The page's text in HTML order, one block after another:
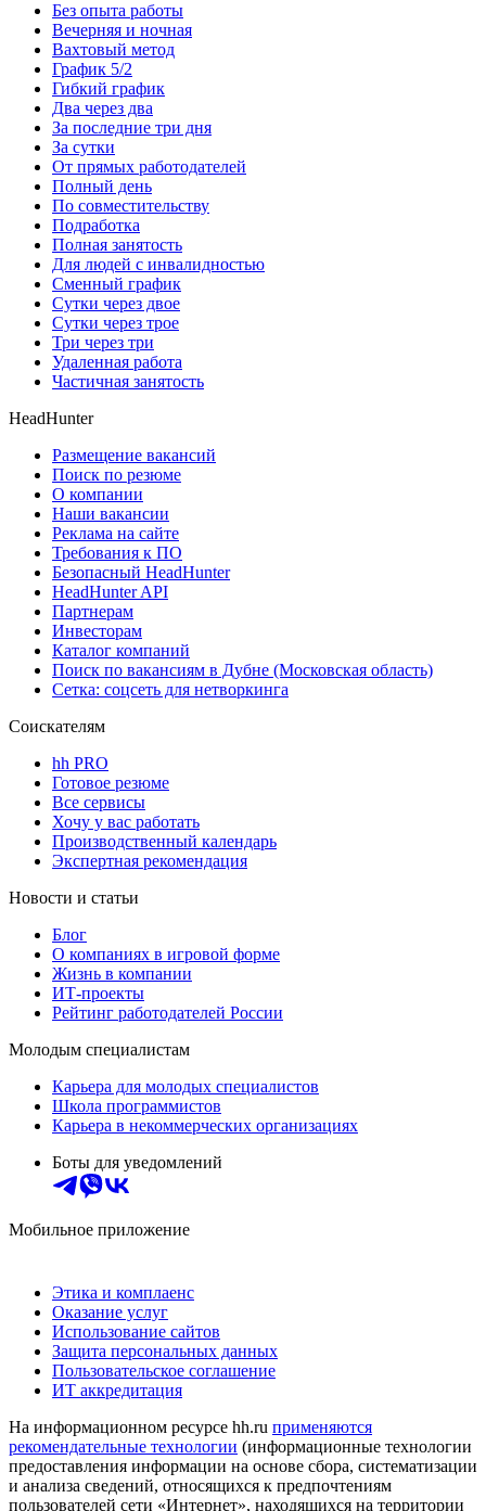
Без опыта работы
Вечерняя и ночная
Вахтовый метод
График 5/2
Гибкий график
Два через два
За последние три дня
За сутки
От прямых работодателей
Полный день
По совместительству
Подработка
Полная занятость
Для людей с инвалидностью
Сменный график
Сутки через двое
Сутки через трое
Три через три
Удаленная работа
Частичная занятость
HeadHunter
Размещение вакансий
Поиск по резюме
О компании
Наши вакансии
Реклама на сайте
Требования к ПО
Безопасный HeadHunter
HeadHunter API
Партнерам
Инвесторам
Каталог компаний
Поиск по вакансиям в Дубне (Московская область)
Сетка: соцсеть для нетворкинга
Соискателям
hh PRO
Готовое резюме
Все сервисы
Хочу у вас работать
Производственный календарь
Экспертная рекомендация
Новости и статьи
Блог
О компаниях в игровой форме
Жизнь в компании
ИТ-проекты
Рейтинг работодателей России
Молодым специалистам
Карьера для молодых специалистов
Школа программистов
Карьера в некоммерческих организациях
Боты для уведомлений
Мобильное приложение
Этика и комплаенс
Оказание услуг
Использование сайтов
Защита персональных данных
Пользовательское соглашение
ИТ аккредитация
На информационном ресурсе hh.ru применяются
рекомендательные технологии (информационные технологии
предоставления информации на основе сбора, систематизации
и анализа сведений, относящихся к предпочтениям
пользователей сети «Интернет», находящихся на территории